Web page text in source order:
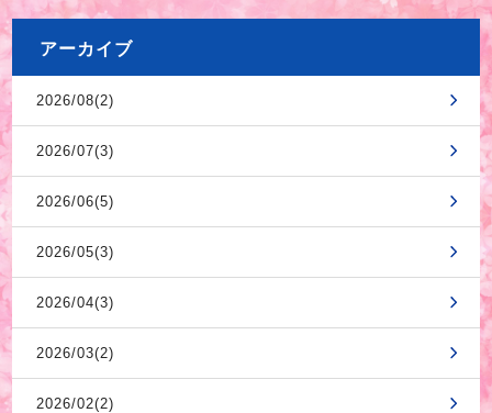
アーカイブ
2026/08(2)
2026/07(3)
2026/06(5)
2026/05(3)
2026/04(3)
2026/03(2)
2026/02(2)